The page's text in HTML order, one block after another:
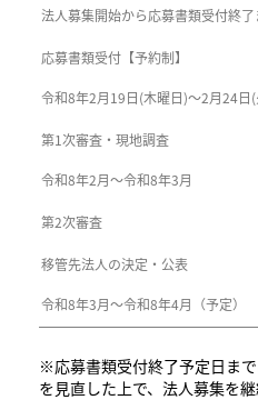
法人募集開始から応募書類受付終
応募書類受付【予約制】
令和8年2月19日(木曜日)～2月24日
第1次審査・現地調査
令和8年2月～令和8年3月
第2次審査
移管先法人の決定・公表
令和8年3月～令和8年4月（予定）
※応募書類受付終了予定日ま
を見直した上で、法人募集を継